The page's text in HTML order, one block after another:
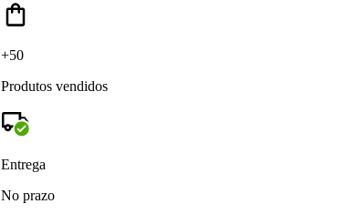
+50
Produtos vendidos
Entrega
No prazo